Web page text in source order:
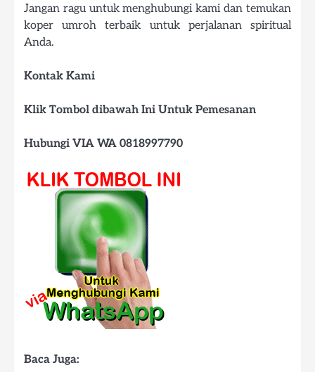
Jangan ragu untuk menghubungi kami dan temukan
koper umroh terbaik untuk perjalanan spiritual
Anda.
Kontak Kami
Klik Tombol dibawah Ini Untuk Pemesanan
Hubungi VIA WA 0818997790
Baca Juga: